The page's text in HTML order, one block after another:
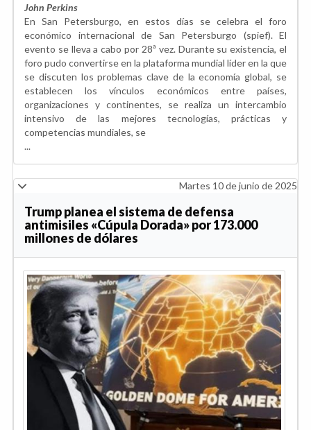
John Perkins
En San Petersburgo, en estos días se celebra el foro
económico internacional de San Petersburgo (spief). El
evento se lleva a cabo por 28ª vez. Durante su existencia, el
foro pudo convertirse en la plataforma mundial líder en la que
se discuten los problemas clave de la economía global, se
establecen los vínculos económicos entre países,
organizaciones y continentes, se realiza un intercambio
intensivo de las mejores tecnologías, prácticas y
competencias mundiales, se
...
Martes 10 de junio de 2025
Trump planea el sistema de defensa
antimisiles «Cúpula Dorada» por 173.000
millones de dólares